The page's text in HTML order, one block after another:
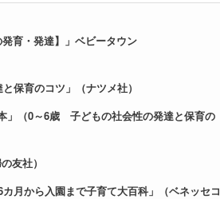
育・発達】」ベビータウン
保育のコツ」（ナツメ社）
」（0～6歳 子どもの社会性の発達と保育の
友社）
から入園まで子育て大百科」（ベネッセコ